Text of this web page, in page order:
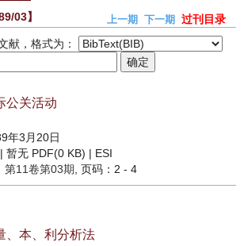
03】 上一期 下一期
过刊目录
献，格式为：
公关活动
年3月20日
| 暂无 PDF(0 KB) | ESI
第11卷第03期 , 页码：2 - 4
、本、利分析法